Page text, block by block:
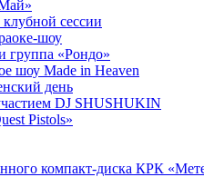
сессии
шоу
группа «Рондо»
шоу Made in Heaven
день
DJ SHUSHUKIN
Pistols»
компакт-диска КРК